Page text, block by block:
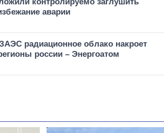
аварии
радиационное облако накроет
россии – Энергоатом